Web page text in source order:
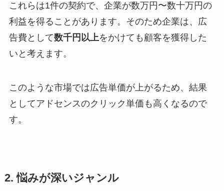
これらは1件の契約で、企業が数万円〜数十万円の
利益を得ることがあります。そのため企業は、広
告費として数千円以上をかけても顧客を獲得した
いと考えます。
このような市場では広告単価が上がるため、結果
としてアドセンスのクリック単価も高くなるので
す。
2. 悩みが深いジャンル